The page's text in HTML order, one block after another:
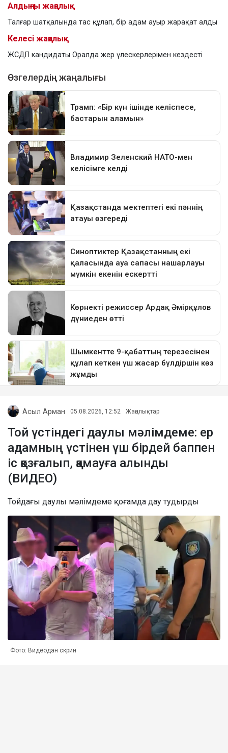
Алдыңғы жаңалық
Талғар шатқалында тас құлап, бір адам ауыр жарақат алды
Келесі жаңалық
ЖСДП кандидаты Оралда жер үлескерлерімен кездесті
Асыл Арман 05.08.2026, 12:52 Жаңалықтар
Той үстіндегі даулы мәлімдеме: ер
адамның үстінен үш бірдей баппен
іс қозғалып, қамауға алынды
(ВИДЕО)
Тойдағы даулы мәлімдеме қоғамда дау тудырды
Фото: Видеодан скрин